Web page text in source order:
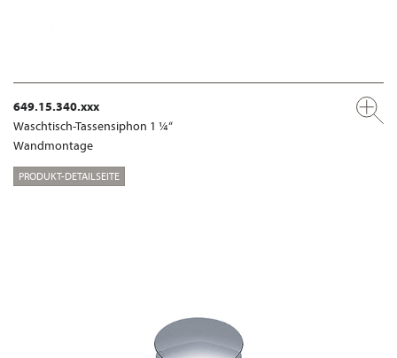
649.15.340.xxx
Waschtisch-Tassensiphon 1 ¼“
Wandmontage
PRODUKT-DETAILSEITE